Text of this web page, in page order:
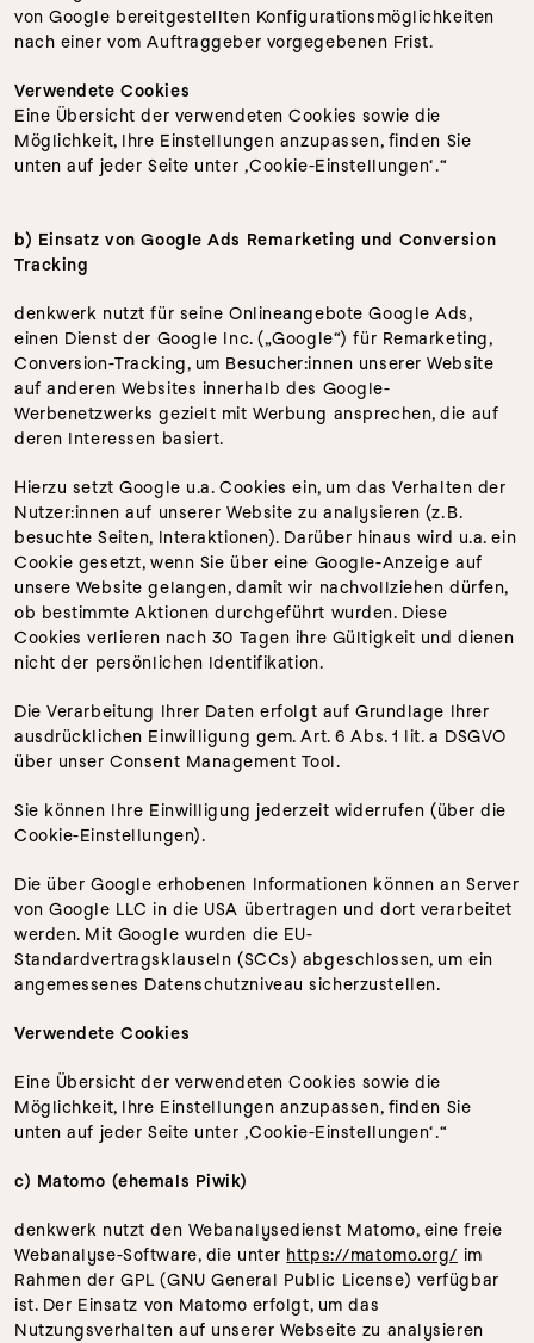
von Google bereitgestellten Konfigurationsmöglichkeiten
nach einer vom Auftraggeber vorgegebenen Frist.
Verwendete Cookies
Eine Übersicht der verwendeten Cookies sowie die
Möglichkeit, Ihre Einstellungen anzupassen, finden Sie
unten auf jeder Seite unter ‚Cookie-Einstellungen‘.“
b) Einsatz von Google Ads Remarketing und Conversion
Tracking
denkwerk nutzt für seine Onlineangebote Google Ads,
einen Dienst der Google Inc. („Google“) für Remarketing,
Conversion-Tracking, um Besucher:innen unserer Website
auf anderen Websites innerhalb des Google-
Werbenetzwerks gezielt mit Werbung ansprechen, die auf
deren Interessen basiert.
Hierzu setzt Google u.a. Cookies ein, um das Verhalten der
Nutzer:innen auf unserer Website zu analysieren (z. B.
besuchte Seiten, Interaktionen). Darüber hinaus wird u.a. ein
Cookie gesetzt, wenn Sie über eine Google-Anzeige auf
unsere Website gelangen, damit wir nachvollziehen dürfen,
ob bestimmte Aktionen durchgeführt wurden. Diese
Cookies verlieren nach 30 Tagen ihre Gültigkeit und dienen
nicht der persönlichen Identifikation.
Die Verarbeitung Ihrer Daten erfolgt auf Grundlage Ihrer
ausdrücklichen Einwilligung gem. Art. 6 Abs. 1 lit. a DSGVO
über unser Consent Management Tool.
Sie können Ihre Einwilligung jederzeit widerrufen (über die
Cookie-Einstellungen).
Die über Google erhobenen Informationen können an Server
von Google LLC in die USA übertragen und dort verarbeitet
werden. Mit Google wurden die EU-
Standardvertragsklauseln (SCCs) abgeschlossen, um ein
angemessenes Datenschutzniveau sicherzustellen.
Verwendete Cookies
Eine Übersicht der verwendeten Cookies sowie die
Möglichkeit, Ihre Einstellungen anzupassen, finden Sie
unten auf jeder Seite unter ‚Cookie-Einstellungen‘.“
c) Matomo (ehemals Piwik)
denkwerk nutzt den Webanalysedienst Matomo, eine freie
Webanalyse-Software, die unter https://matomo.org/ im
Rahmen der GPL (GNU General Public License) verfügbar
ist. Der Einsatz von Matomo erfolgt, um das
Nutzungsverhalten auf unserer Webseite zu analysieren